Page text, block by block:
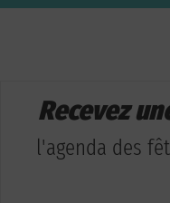
Recevez
l'agenda des